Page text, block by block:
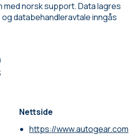
med norsk support. Data lagres
databehandleravtale inngås
Nettside
https://www.autogear.com